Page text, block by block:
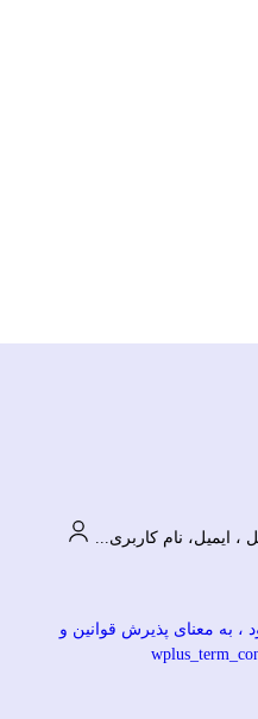
، ایمیل، نام کاربری...
، به معنای پذیرش قوانین و